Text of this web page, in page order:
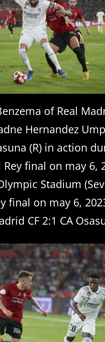
of Real
Hernandez
(R) in action
Rey final on may 6,
Stadium
final on may 6,
CF 2:1 CA